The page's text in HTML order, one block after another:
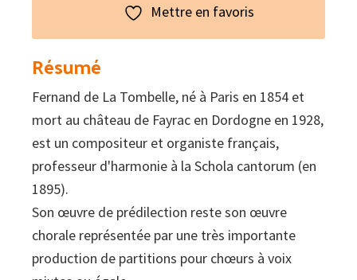
Mettre en favoris
Résumé
Fernand de La Tombelle, né à Paris en 1854 et
mort au château de Fayrac en Dordogne en 1928,
est un compositeur et organiste français,
professeur d'harmonie à la Schola cantorum (en
1895).
Son œuvre de prédilection reste son œuvre
chorale représentée par une très importante
production de partitions pour chœurs à voix